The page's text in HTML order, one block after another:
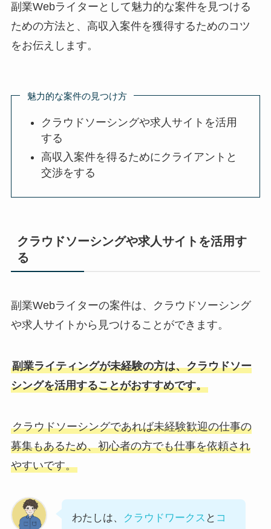
副業Webライターとして魅力的な案件を見つける
ための方法と、高収入案件を獲得するためのコツ
をお伝えします。
魅力的な案件の見つけ方
クラウドソーシングや求人サイトを活用
する
高収入案件を得るためにクライアントと
交渉をする
クラウドソーシングや求人サイトを活用す
る
副業Webライターの案件は、クラウドソーシング
や求人サイトから見つけることができます。
副業ライティングが未経験の方は、クラウドソー
シングを活用することがおすすめです。
クラウドソーシングであれば未経験歓迎の仕事の
募集もあるため、初心者の方でも仕事を依頼され
やすいです。
わたしは、 クラウドワークス と コ